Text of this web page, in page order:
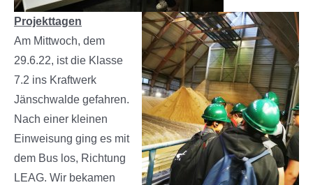
Projekttagen
Am Mittwoch, dem
29.6.22, ist die Klasse
7.2 ins Kraftwerk
Jänschwalde gefahren.
Nach einer kleinen
Einweisung ging es mit
dem Bus los, Richtung
LEAG. Wir bekamen